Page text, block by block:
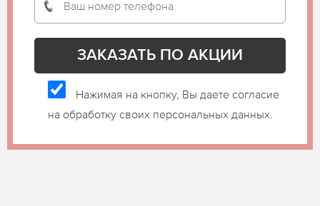
Нажимая на кнопку, Вы даете согласие
на обработку своих персональных данных.